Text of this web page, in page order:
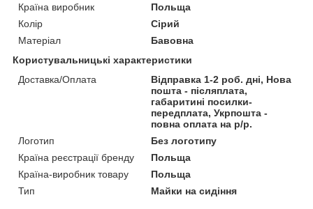
Країна виробник
Польща
Колір
Сірий
Матеріал
Бавовна
Користувальницькі характеристики
Доставка/Оплата
Відправка 1-2 роб. дні, Нова
пошта - післяплата,
габаритині посилки-
передплата, Укрпошта -
повна оплата на р/р.
Логотип
Без логотипу
Країна реєстрації бренду
Польща
Країна-виробник товару
Польща
Тип
Майки на сидіння